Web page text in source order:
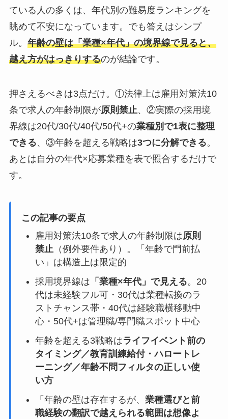
ている人の多くは、年代別の難易度ランキングを
眺めて不安になっています。でも答えはシンプ
ル。 年齢の壁は「業種×年代」の境界線で見ると、
越え方がはっきりするのが結論です。
押さえるべきは3点だけ。①法律上は雇用対策法10
条で求人の年齢制限が原則禁止、②実際の採用境
界線は20代/30代/40代/50代+の業種別で1表に整理
できる、③年齢を超える戦略は3つに分解できる。
あとは自分の年代×応募業種を表で照合するだけで
す。
この記事の要点
雇用対策法10条で求人の年齢制限は原則
禁止（例外要件あり）。「年齢で門前払
い」は構造上は限定的
採用境界線は 「業種×年代」で見える。20
代は未経験フル可・30代は業種転換のラ
ストチャンス帯・40代は経験職横移動中
心・50代+は管理職/専門職スポット中心
年齢を超える3戦略はライフイベント前の
タイミング／教育訓練給付・ハロートレ
ーニング／年齢不問フィルタの正しい使
い方
「年齢の壁は存在するが、 業種選びと前
職経験の翻訳で越えられる範囲は想像よ